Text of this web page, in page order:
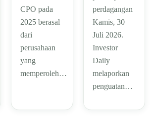
CPO pada
2025 berasal
dari
perusahaan
yang
memperoleh…
perdagangan
Kamis, 30
Juli 2026.
Investor
Daily
melaporkan
penguatan…